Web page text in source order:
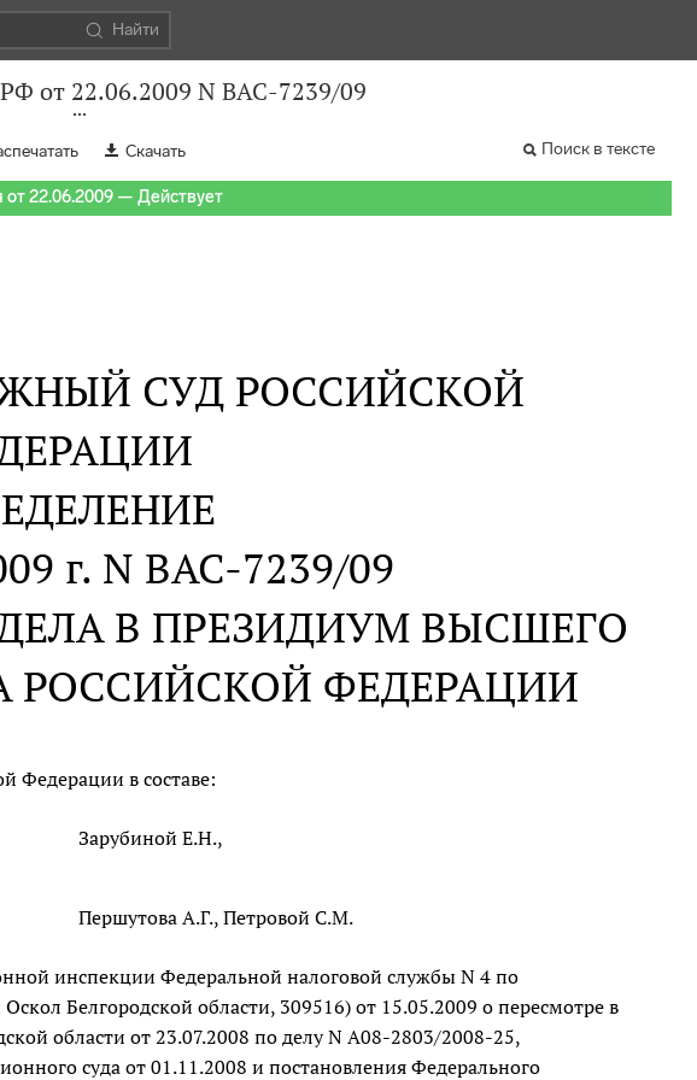
Найти
от 22.06.2009 N ВАС-7239/09
Скачать Поиск в тексте
от 22.06.2009 — Действует
СУД РОССИЙСКОЙ
г. N ВАС-7239/09
В ПРЕЗИДИУМ ВЫСШЕГО
РОССИЙСКОЙ ФЕДЕРАЦИИ
Федерации в составе:
Зарубиной Е.Н.,
Першутова А.Г., Петровой С.М.
инспекции Федеральной налоговой службы N 4 по
Белгородской области, 309516) от 15.05.2009 о пересмотре в
области от 23.07.2008 по делу N А08-2803/2008-25,
суда от 01.11.2008 и постановления Федерального